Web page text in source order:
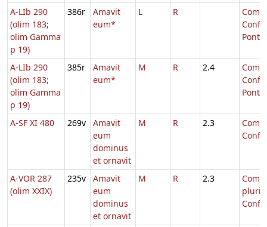
A-LIb 290
(olim 183;
olim Gamma
p 19)
386r
Amavit
eum*
L R
A-LIb 290
(olim 183;
olim Gamma
p 19)
385r
Amavit
eum*
M R 2.4
A-SF XI 480 269v
Amavit
eum
dominus
et ornavit
M R 2.3
A-VOR 287
(olim XXIX)
235v
Amavit
eum
dominus
et ornavit
M R 2.3